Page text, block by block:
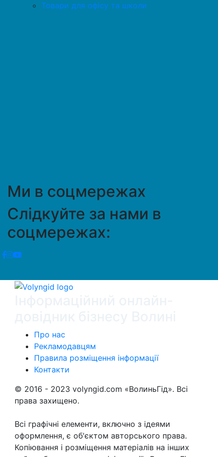
Товари для офісу та школи
Ми в соцмережах
Слідкуйте за нами в
соцмережах:
Про нас
Рекламодавцям
Правила розміщення інформації
Контакти
© 2016 - 2023 volyngid.com «ВолиньГід». Всі
права захищено.
Всі графічні елементи, включно з ідеями
оформлення, є об'єктом авторського права.
Копіювання і розміщення матеріалів на інших